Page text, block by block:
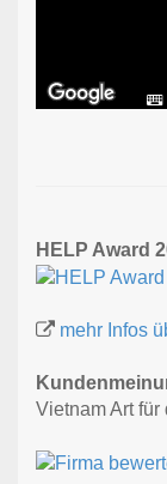
HELP Award
mehr Infos
Vietnam Art